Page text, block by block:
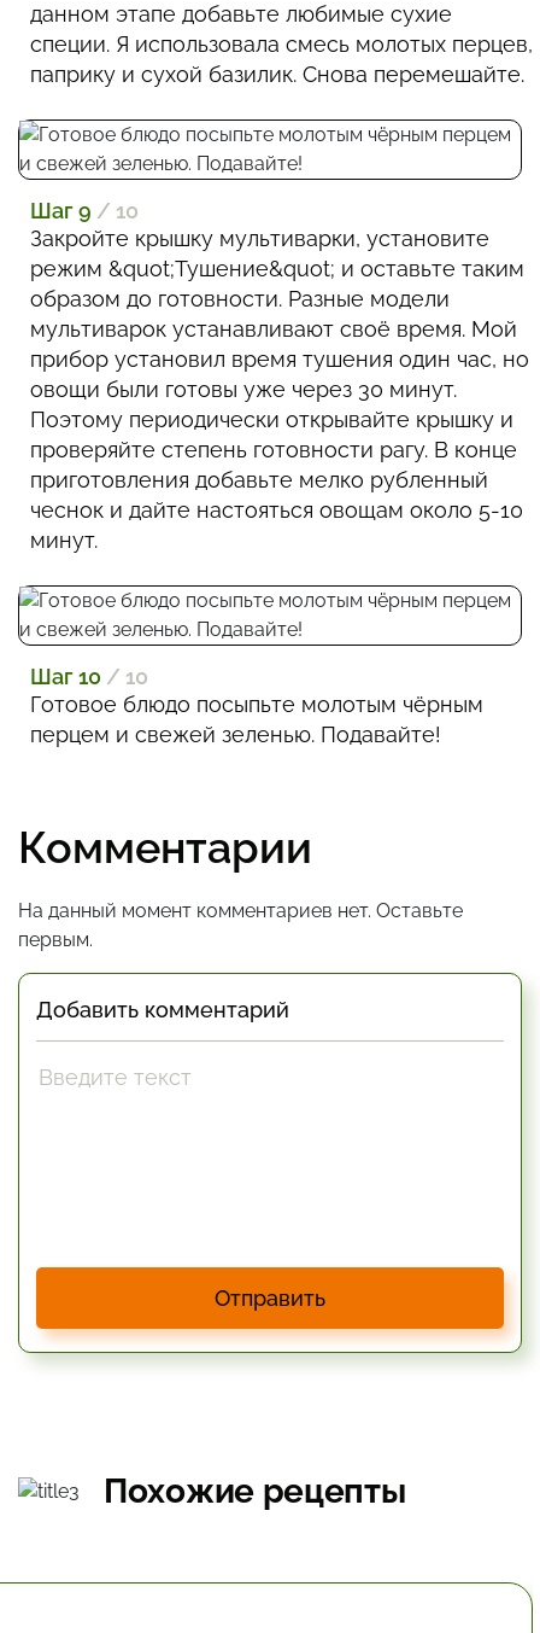
данном этапе добавьте любимые сухие
специи. Я использовала смесь молотых перцев,
паприку и сухой базилик. Снова перемешайте.
Шаг 9 / 10
Закройте крышку мультиварки, установите
режим &quot;Тушение&quot; и оставьте таким
образом до готовности. Разные модели
мультиварок устанавливают своё время. Мой
прибор установил время тушения один час, но
овощи были готовы уже через 30 минут.
Поэтому периодически открывайте крышку и
проверяйте степень готовности рагу. В конце
приготовления добавьте мелко рубленный
чеснок и дайте настояться овощам около 5-10
минут.
Шаг 10 / 10
Готовое блюдо посыпьте молотым чёрным
перцем и свежей зеленью. Подавайте!
Комментарии
На данный момент комментариев нет. Оставьте
первым.
Добавить комментарий
Отправить
Похожие рецепты